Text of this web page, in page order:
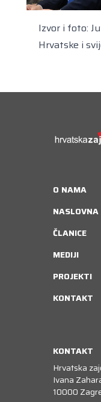
Izvor i foto:
Hrvatske i
O NAMA
NASLOVNA
ČLANICE
MEDIJI
PROJEKTI
KONTAKT
KONTAKT
Hrvatska
Ivana
10000